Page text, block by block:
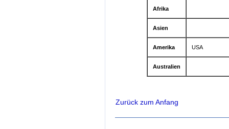
Afrika
Asien
Amerika USA
Australien
Zurück zum Anfang